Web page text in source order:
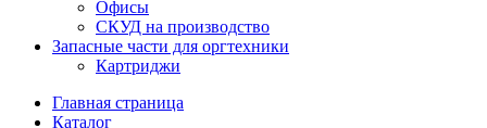
Офисы
СКУД на производство
Запасные части для оргтехники
Картриджи
Главная страница
Каталог